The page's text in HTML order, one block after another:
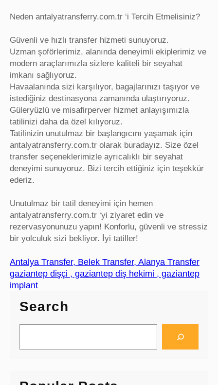
Neden antalyatransferry.com.tr ‘i Tercih Etmelisiniz?
Güvenli ve hızlı transfer hizmeti sunuyoruz.
Uzman şoförlerimiz, alanında deneyimli ekiplerimiz ve
modern araçlarımızla sizlere kaliteli bir seyahat
imkanı sağlıyoruz.
Havaalanında sizi karşılıyor, bagajlarınızı taşıyor ve
istediğiniz destinasyona zamanında ulaştırıyoruz.
Güleryüzlü ve misafirperver hizmet anlayışımızla
tatilinizi daha da özel kılıyoruz.
Tatilinizin unutulmaz bir başlangıcını yaşamak için
antalyatransferry.com.tr olarak buradayız. Size özel
transfer seçeneklerimizle ayrıcalıklı bir seyahat
deneyimi sunuyoruz. Bizi tercih ettiğiniz için teşekkür
ederiz.
Unutulmaz bir tatil deneyimi için hemen
antalyatransferry.com.tr ‘yi ziyaret edin ve
rezervasyonunuzu yapın! Konforlu, güvenli ve stressiz
bir yolculuk sizi bekliyor. İyi tatiller!
Antalya Transfer, Belek Transfer, Alanya Transfer
gaziantep dişçi , gaziantep diş hekimi , gaziantep
implant
Search
a